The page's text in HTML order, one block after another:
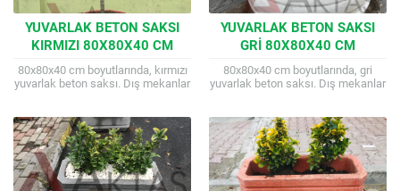
YUVARLAK BETON SAKSI
KIRMIZI 80X80X40 CM
80x80x40 cm boyutlarında, kırmızı
yuvarlak beton saksı. Dış mekanlar
mevcuttur....
YUVARLAK BETON SAKSI
GRI 80X80X40 CM
80x80x40 cm boyutlarında, gri
yuvarlak beton saksı. Dış mekanlar
mevcuttur....